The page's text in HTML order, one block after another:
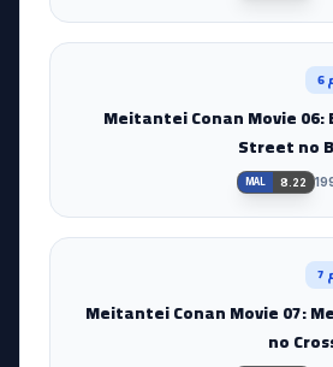
Meitantei Conan Movie 06:
Street no
MAL 8.22
Meitantei Conan Movie 07:
no